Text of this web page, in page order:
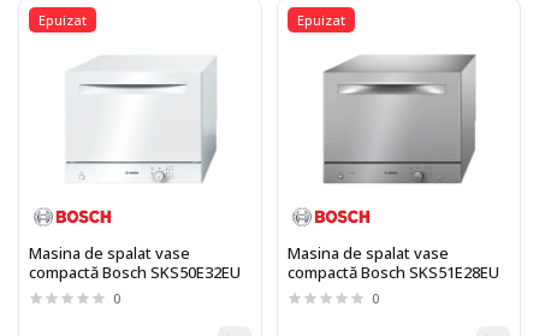
Epuizat
Masina de spalat vase
compactă Bosch SKS50E32EU
0
Epuizat
Masina de spalat vase
compactă Bosch SKS51E28EU
0